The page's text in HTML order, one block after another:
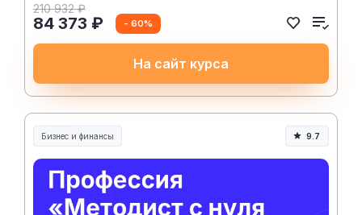
210 932 ₽
84 373 ₽ - 60%
На сайт курса
Бизнес и финансы 9.7